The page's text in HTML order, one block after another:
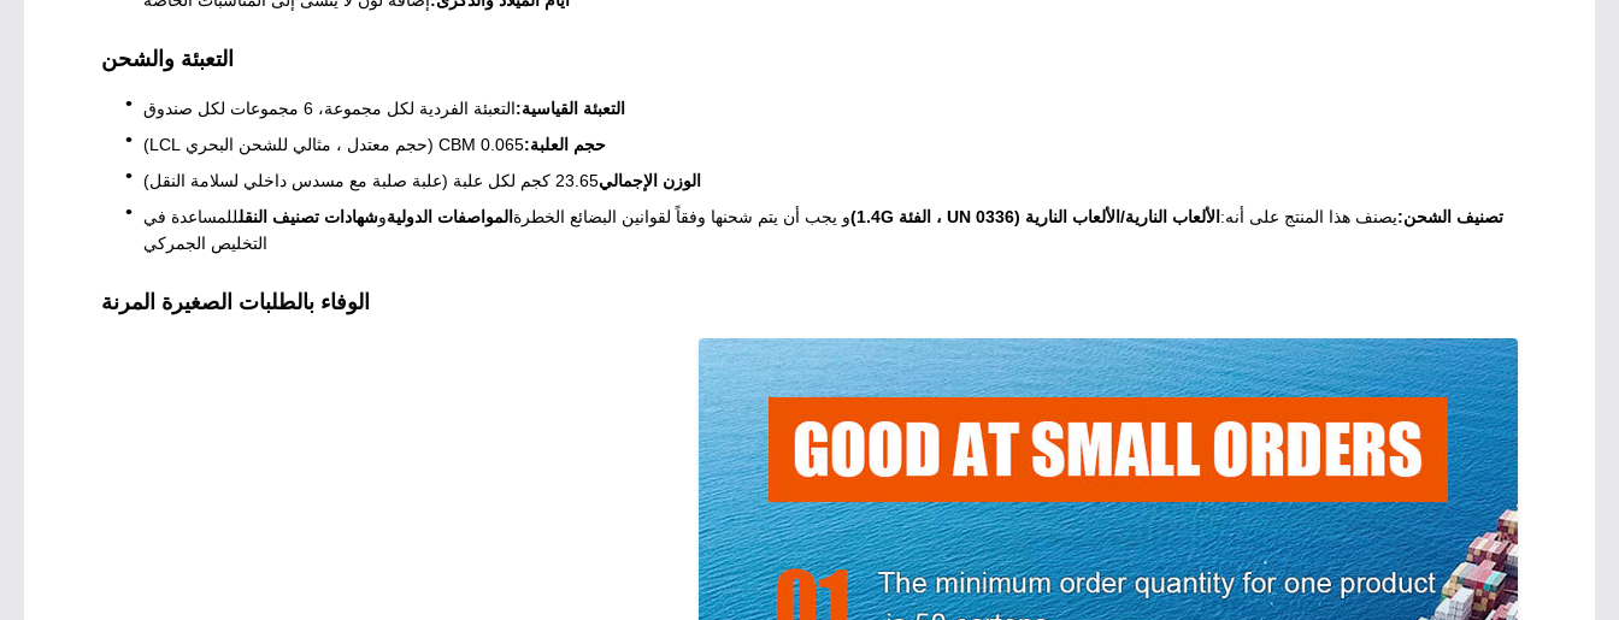
التعبئة والشحن
التعبئة القياسية:التعبئة الفردية لكل مجموعة، 6 مجموعات لكل صندوق
حجم العلبة:0.065 CBM (حجم معتدل ، مثالي للشحن البحري LCL)
الوزن الإجمالي23.65 كجم لكل علبة (علبة صلبة مع مسدس داخلي لسلامة النقل)
تصنيف الشحن:يصنف هذا المنتج على أنه: الألعاب النارية/الألعاب النارية (UN 0336 ، الفئة 1.4G) و يجب أن يتم شحنها وفقاً لقوانين البضائع الخطرة المواصفات الدوليةوشهادات تصنيف النقلللمساعدة في
التخليص الجمركي
الوفاء بالطلبات الصغيرة المرنة